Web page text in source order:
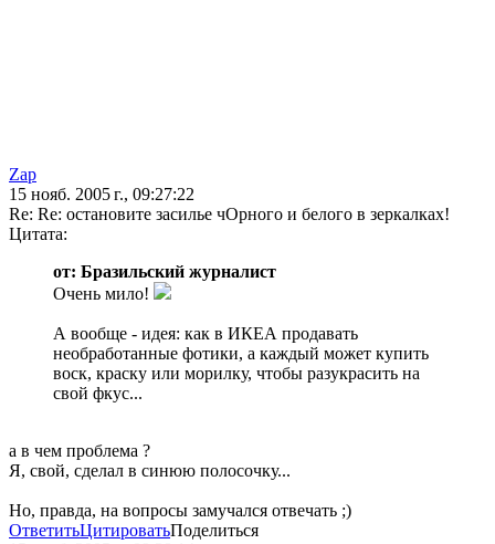
Zap
15 нояб. 2005 г., 09:27:22
Re: Re: остановите засилье чОрного и белого в зеркалках!
Цитата:
от: Бразильский журналист
Очень мило!
А вообще - идея: как в ИКЕА продавать
необработанные фотики, а каждый может купить
воск, краску или морилку, чтобы разукрасить на
свой фкус...
а в чем проблема ?
Я, свой, сделал в синюю полосочку...
Но, правда, на вопросы замучался отвечать ;)
ОтветитьЦитироватьПоделиться